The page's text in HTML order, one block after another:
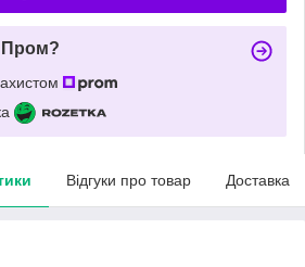
Пром?
Відгуки про товар Доставка